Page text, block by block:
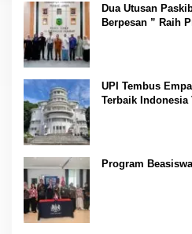
Dua Utusan
Berpesan ” Raih
UPI Tembus
Terbaik Indonesia
Program